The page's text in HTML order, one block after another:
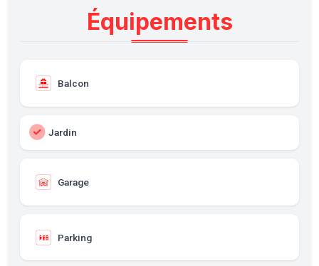
Équipements
Balcon
Jardin
Garage
Parking